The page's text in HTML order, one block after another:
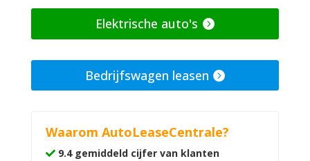
Elektrische auto's
Bedrijfswagen leasen
Waarom AutoLeaseCentrale?
9.4 gemiddeld cijfer van klanten